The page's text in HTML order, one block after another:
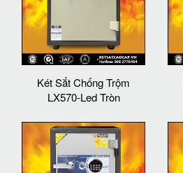
Két Sắt Chống Trộm
LX570-Led Tròn